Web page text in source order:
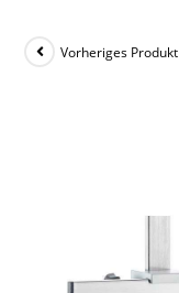
Vorheriges Produkt